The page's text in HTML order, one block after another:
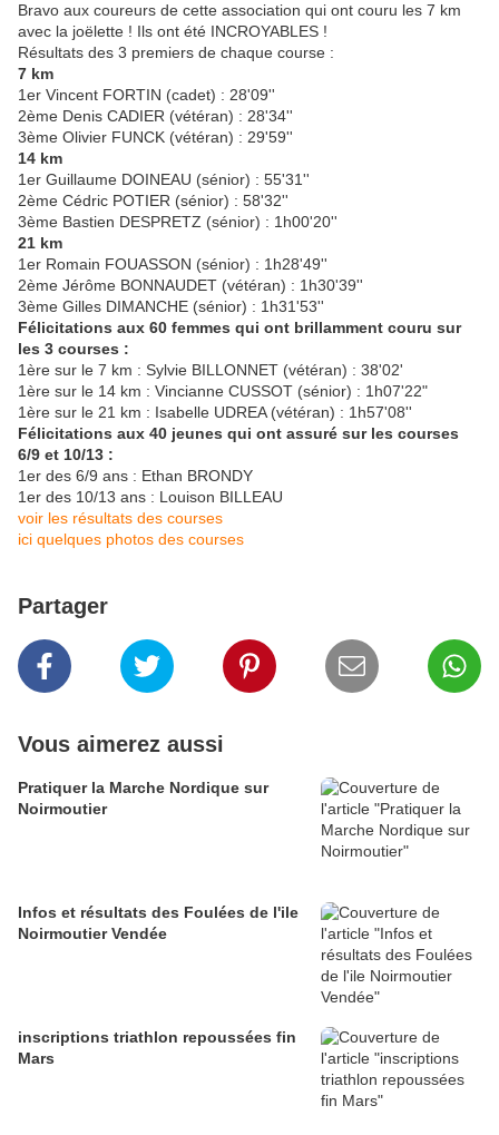
Bravo aux coureurs de cette association qui ont couru les 7 km
avec la joëlette ! Ils ont été INCROYABLES !
Résultats des 3 premiers de chaque course :
7 km
1er Vincent FORTIN (cadet) : 28'09''
2ème Denis CADIER (vétéran) : 28'34''
3ème Olivier FUNCK (vétéran) : 29'59''
14 km
1er Guillaume DOINEAU (sénior) : 55'31''
2ème Cédric POTIER (sénior) : 58'32''
3ème Bastien DESPRETZ (sénior) : 1h00'20''
21 km
1er Romain FOUASSON (sénior) : 1h28'49''
2ème Jérôme BONNAUDET (vétéran) : 1h30'39''
3ème Gilles DIMANCHE (sénior) : 1h31'53''
Félicitations aux 60 femmes qui ont brillamment couru sur
les 3 courses :
1ère sur le 7 km : Sylvie BILLONNET (vétéran) : 38'02'
1ère sur le 14 km : Vincianne CUSSOT (sénior) : 1h07'22"
1ère sur le 21 km : Isabelle UDREA (vétéran) : 1h57'08''
Félicitations aux 40 jeunes qui ont assuré sur les courses
6/9 et 10/13 :
1er des 6/9 ans : Ethan BRONDY
1er des 10/13 ans : Louison BILLEAU
voir les résultats des courses
ici quelques photos des courses
Partager
Vous aimerez aussi
Pratiquer la Marche Nordique sur
Noirmoutier
Infos et résultats des Foulées de l'ile
Noirmoutier Vendée
inscriptions triathlon repoussées fin
Mars